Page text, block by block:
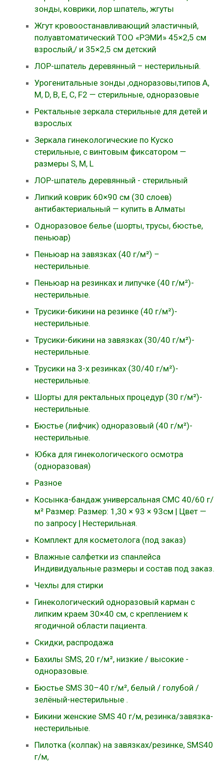
зонды, коврики, лор шпатель, жгуты
Жгут кровоостанавливающий эластичный,
полуавтоматический ТОО «РЭМИ» 45×2,5 см
взрослый,/ и 35×2,5 см детский
ЛОР-шпатель деревянный – нестерильный.
Урогенитальные зонды ,одноразовы,типов A,
M, D, B, E, C, F2 — стерильные, одноразовые
Ректальные зеркала стерильные для детей и
взрослых
Зеркала гинекологические по Куско
стерильные, с винтовым фиксатором —
размеры S, M, L
ЛОР-шпатель деревянный - стерильный
Липкий коврик 60×90 см (30 слоев)
антибактериальный — купить в Алматы
Одноразовое белье (шорты, трусы, бюстье,
пеньюар)
Пеньюар на завязках (40 г/м²) –
нестерильные.
Пеньюар на резинках и липучке (40 г/м²)-
нестерильные.
Трусики-бикини на резинке (40 г/м²)-
нестерильные.
Трусики-бикини на завязках (30/40 г/м²)-
нестерильные.
Трусики на 3-х резинках (30/40 г/м²)-
нестерильные.
Шорты для ректальных процедур (30 г/м²)-
нестерильные.
Бюстье (лифчик) одноразовый (40 г/м²)-
нестерильные.
Юбка для гинекологического осмотра
(одноразовая)
Разное
Косынка-бандаж универсальная СМС 40/60 г/
м² Размер: Размер: 1,30 × 93 × 93см | Цвет —
по запросу | Нестерильная.
Комплект для косметолога (под заказ)
Влажные салфетки из спанлейса
Индивидуальные размеры и состав под заказ.
Чехлы для стирки
Гинекологический одноразовый карман с
липким краем 30×40 см, с креплением к
ягодичной области пациента.
Скидки, распродажа
Бахилы SMS, 20 г/м², низкие / высокие -
одноразовые.
Бюстье SMS 30–40 г/м², белый / голубой /
зелёный-нестерильные .
Бикини женские SMS 40 г/м, резинка/завязка-
нестерильные.
Пилотка (колпак) на завязках/резинке, SMS40
г/м,